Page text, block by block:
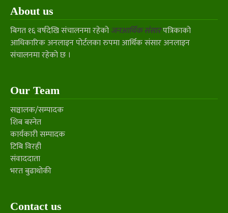
About us
बिगत १६ वर्षदेखि संचालनमा रहेकोजनआर्थिक संसारपत्रिकाको
आधिकारिक अनलाइन पोर्टलका रुपमा आर्थिक संसार अनलाइन
संचालनमा रहेको छ ।
Our Team
सञ्चालक/सम्पादक
शिब बस्नेत
कार्यकारी सम्पादक
टिबि विरही
संवाददाता
भरत बुढाथोकी
Contact us